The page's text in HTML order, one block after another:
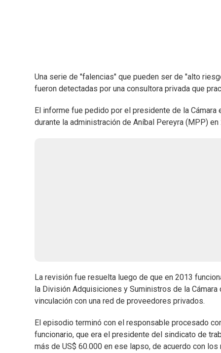
Una serie de "falencias" que pueden ser de "alto
fueron detectadas por una consultora privada que
El informe fue pedido por el presidente de la Cámara
durante la administración de Aníbal Pereyra (MPP) en
La revisión fue resuelta luego de que en 2013
la División Adquisiciones y Suministros de la
vinculación con una red de proveedores privados.
El episodio terminó con el responsable procesado
funcionario, que era el presidente del sindicato de
más de US$ 60.000 en ese lapso, de acuerdo con